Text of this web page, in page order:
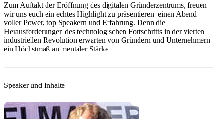
Zum Auftakt der Eröffnung des digitalen Gründerzentrums, freuen
wir uns euch ein echtes Highlight zu präsentieren: einen Abend
voller Power, top Speakern und Erfahrung. Denn die
Herausforderungen des technologischen Fortschritts in der vierten
industriellen Revolution erwarten von Gründern und Unternehmern
ein Höchstmaß an mentaler Stärke.
Speaker und Inhalte